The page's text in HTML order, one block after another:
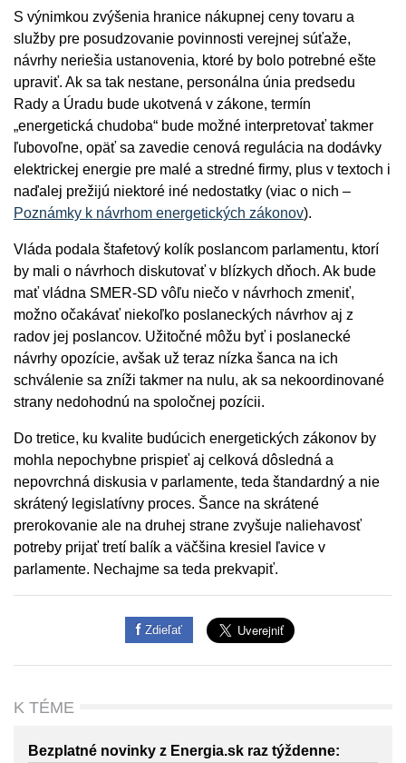
S výnimkou zvýšenia hranice nákupnej ceny tovaru a
služby pre posudzovanie povinnosti verejnej súťaže,
návrhy neriešia ustanovenia, ktoré by bolo potrebné ešte
upraviť. Ak sa tak nestane, personálna únia predsedu
Rady a Úradu bude ukotvená v zákone, termín
„energetická chudoba“ bude možné interpretovať takmer
ľubovoľne, opäť sa zavedie cenová regulácia na dodávky
elektrickej energie pre malé a stredné firmy, plus v textoch i
naďalej prežijú niektoré iné nedostatky (viac o nich –
Poznámky k návrhom energetických zákonov).
Vláda podala štafetový kolík poslancom parlamentu, ktorí
by mali o návrhoch diskutovať v blízkych dňoch. Ak bude
mať vládna SMER-SD vôľu niečo v návrhoch zmeniť,
možno očakávať niekoľko poslaneckých návrhov aj z
radov jej poslancov. Užitočné môžu byť i poslanecké
návrhy opozície, avšak už teraz nízka šanca na ich
schválenie sa zníži takmer na nulu, ak sa nekoordinované
strany nedohodnú na spoločnej pozícii.
Do tretice, ku kvalite budúcich energetických zákonov by
mohla nepochybne prispieť aj celková dôsledná a
nepovrchná diskusia v parlamente, teda štandardný a nie
skrátený legislatívny proces. Šance na skrátené
prerokovanie ale na druhej strane zvyšuje naliehavosť
potreby prijať tretí balík a väčšina kresiel ľavice v
parlamente. Nechajme sa teda prekvapiť.
Zdieľať
K TÉME
Bezplatné novinky z Energia.sk raz týždenne: